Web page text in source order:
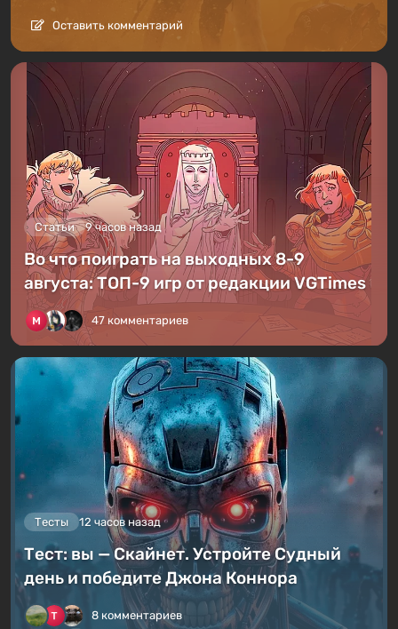
Оставить комментарий
Статьи 9 часов назад
Во что поиграть на выходных 8-9
августа: ТОП-9 игр от редакции VGTimes
47 комментариев
Тесты 12 часов назад
Тест: вы — Скайнет. Устройте Судный
день и победите Джона Коннора
8 комментариев